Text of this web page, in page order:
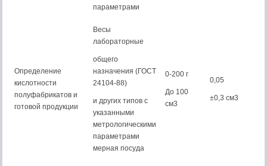
параметрами
Определение
кислотности
полуфабрикатов и
готовой продукции
Весы
лабораторные
общего
назначения (ГОСТ
24104-88)
и других типов с
указанными
метрологическими
параметрами
мерная посуда
0-200 г
До 100
см3
0,05
±0,3 см3